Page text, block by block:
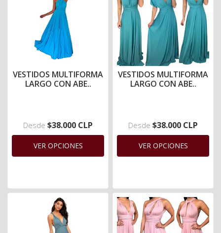
VESTIDOS MULTIFORMA
LARGO CON ABE..
Desde $38.000 CLP
VER OPCIONES
VESTIDOS MULTIFORMA
LARGO CON ABE..
Desde $38.000 CLP
VER OPCIONES